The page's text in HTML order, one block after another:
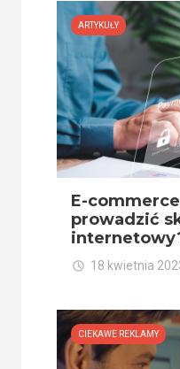
ARTYKUŁY
E-
prowadzić
18 kwietnia
CIEKAWE REKLAMY